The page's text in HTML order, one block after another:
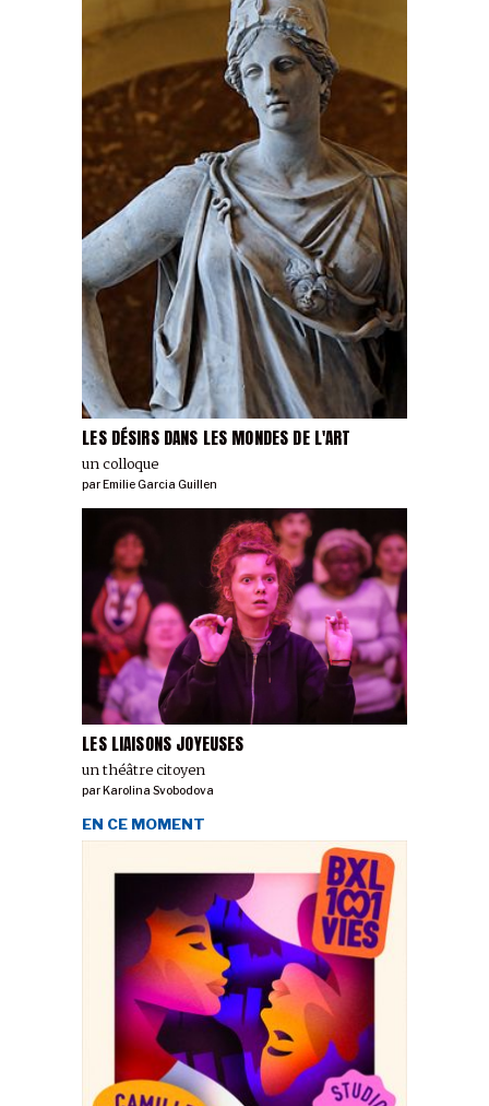
LES DÉSIRS DANS LES MONDES DE L'ART
un colloque
parEmilie Garcia Guillen
LES LIAISONS JOYEUSES
un théâtre citoyen
par Karolina Svobodova
EN CE MOMENT